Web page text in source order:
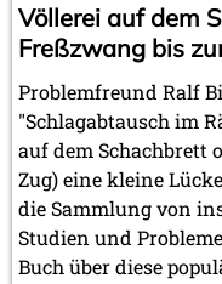
Völlerei auf dem
Freßzwang bis
Problemfreund Ralf
"Schlagabtausch im
auf dem Schachbrett
Zug) eine kleine
die Sammlung von
Studien und
Buch über diese